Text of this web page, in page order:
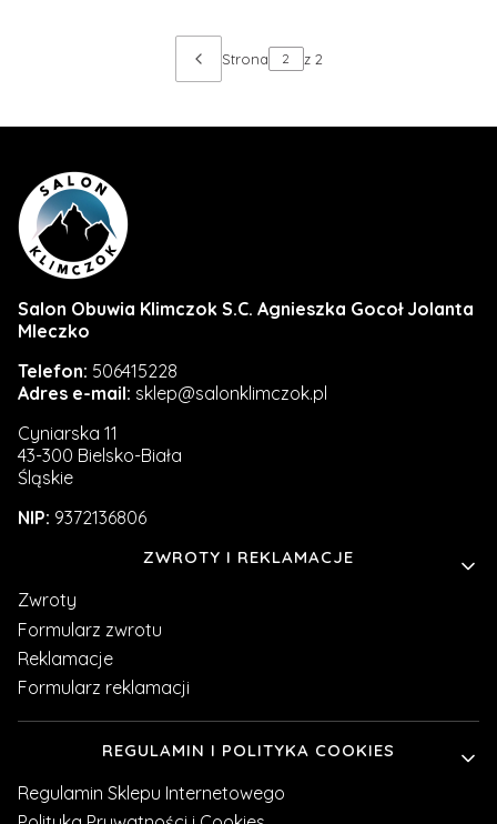
Strona z 2
Salon Obuwia Klimczok S.C. Agnieszka Gocoł Jolanta
Mleczko
Telefon: 506415228
Adres e-mail: sklep@salonklimczok.pl
Cyniarska 11
43-300 Bielsko-Biała
Śląskie
NIP: 9372136806
Linki w stopceZWROTY I REKLAMACJE
Zwroty
Formularz zwrotu
Reklamacje
Formularz reklamacji
REGULAMIN I POLITYKA COOKIES
Regulamin Sklepu Internetowego